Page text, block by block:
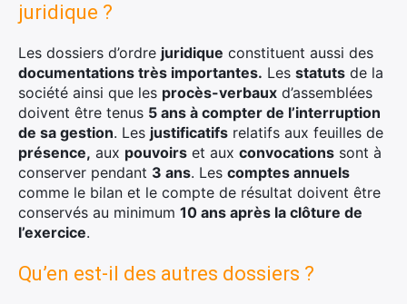
juridique ?
Les dossiers d’ordre juridique constituent aussi des
documentations très importantes. Les statuts de la
société ainsi que les procès-verbaux d’assemblées
doivent être tenus 5 ans à compter de l’interruption
de sa gestion. Les justificatifs relatifs aux feuilles de
présence, aux pouvoirs et aux convocations sont à
conserver pendant 3 ans. Les comptes annuels
comme le bilan et le compte de résultat doivent être
conservés au minimum 10 ans après la clôture de
l’exercice.
Qu’en est-il des autres dossiers ?